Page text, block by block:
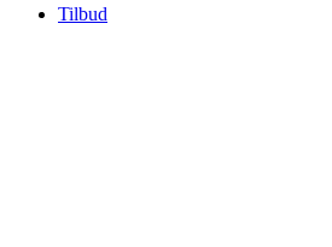
Tilbud